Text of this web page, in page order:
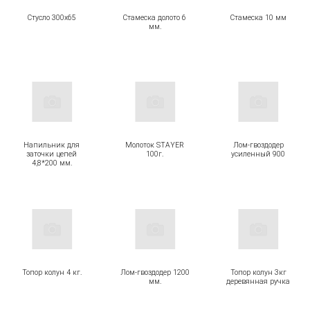
Стусло 300х65
Стамеска долото 6
мм.
Стамеска 10 мм
Напильник для
заточки цепей
4,8*200 мм.
Молоток STAYER
100г.
Лом-гвоздодер
усиленный 900
Топор колун 4 кг.
Лом-гвоздодер 1200
мм.
Топор колун 3кг
деревянная ручка